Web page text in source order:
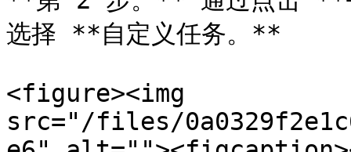
选择 **自定义任务。**
<figure><img
src="/files/